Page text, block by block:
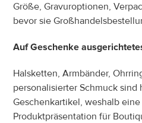
Größe, Gravuroptionen,
bevor sie
Auf Geschenke
Halsketten, Armbänder,
personalisierter Schmuck sind
Geschenkartikel, weshalb
Produktpräsentation für